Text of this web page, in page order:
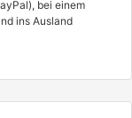
bei einem
ins Ausland